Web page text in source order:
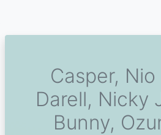
Casper, Nio
Darell, Nicky
Bunny,